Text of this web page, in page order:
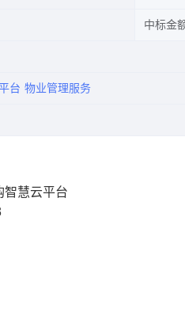
中标金
台 物业管理服务
智慧云平台